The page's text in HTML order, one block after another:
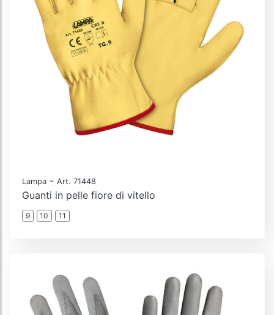
Lampa - Art. 71448
Guanti in pelle fiore di vitello
9 10 11